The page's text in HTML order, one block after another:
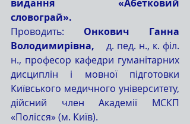
видання «Абетковий
словограй».
Проводить: Онкович Ганна
Володимирiвна,
    д. пед. н., к. філ.
н., професор кафедри гуманітарних
дисциплін і мовної підготовки
Київського медичного університету,
дійсний член Академії МСКП
«Полісся» (м. Київ).